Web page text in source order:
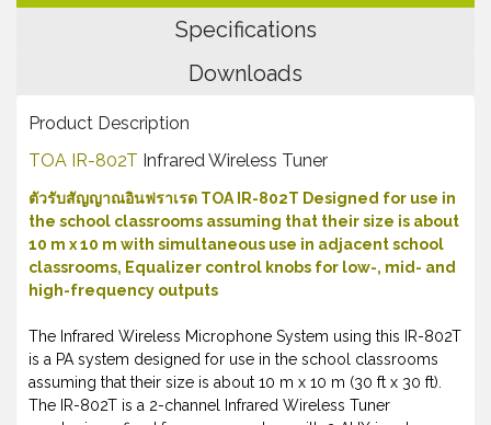
Specifications
Downloads
Product Description
TOA IR-802T Infrared Wireless Tuner
ตัวรับสัญญาณอินฟราเรด TOA IR-802T Designed for use in
the school classrooms assuming that their size is about
10 m x 10 m with simultaneous use in adjacent school
classrooms, Equalizer control knobs for low-, mid- and
high-frequency outputs
The Infrared Wireless Microphone System using this IR-802T
is a PA system designed for use in the school classrooms
assuming that their size is about 10 m x 10 m (30 ft x 30 ft).
The IR-802T is a 2-channel Infrared Wireless Tuner